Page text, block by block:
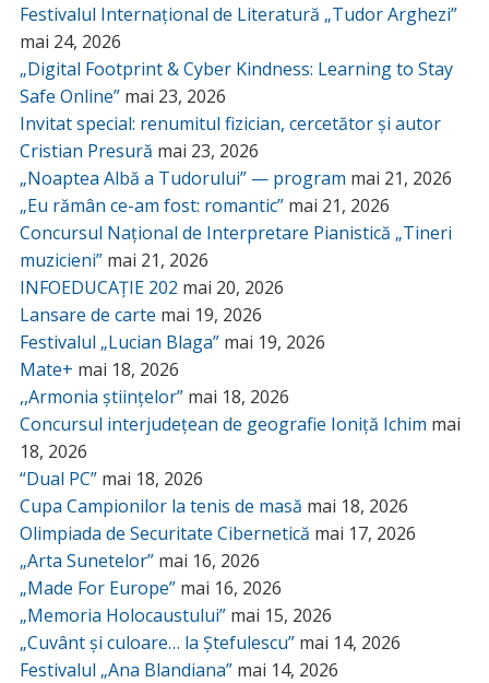
Festivalul Internațional de Literatură „Tudor Arghezi”
mai 24, 2026
„Digital Footprint & Cyber Kindness: Learning to Stay
Safe Online” mai 23, 2026
Invitat special: renumitul fizician, cercetător și autor
Cristian Presură mai 23, 2026
„Noaptea Albă a Tudorului” — program mai 21, 2026
„Eu rămân ce-am fost: romantic” mai 21, 2026
Concursul Național de Interpretare Pianistică „Tineri
muzicieni” mai 21, 2026
INFOEDUCAȚIE 202 mai 20, 2026
Lansare de carte mai 19, 2026
Festivalul „Lucian Blaga” mai 19, 2026
Mate+ mai 18, 2026
,,Armonia științelor” mai 18, 2026
Concursul interjudețean de geografie Ioniță Ichim mai
18, 2026
“Dual PC” mai 18, 2026
Cupa Campionilor la tenis de masă mai 18, 2026
Olimpiada de Securitate Cibernetică mai 17, 2026
„Arta Sunetelor” mai 16, 2026
„Made For Europe” mai 16, 2026
„Memoria Holocaustului” mai 15, 2026
„Cuvânt și culoare… la Ștefulescu” mai 14, 2026
Festivalul „Ana Blandiana” mai 14, 2026